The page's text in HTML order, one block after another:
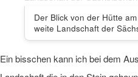
Der Blick von der Hütte
weite Landschaft der
Ein bisschen kann ich bei dem